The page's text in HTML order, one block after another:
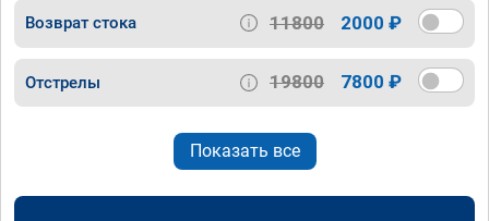
Возврат стока 11800 2000 ₽
Отстрелы 19800 7800 ₽
Показать все